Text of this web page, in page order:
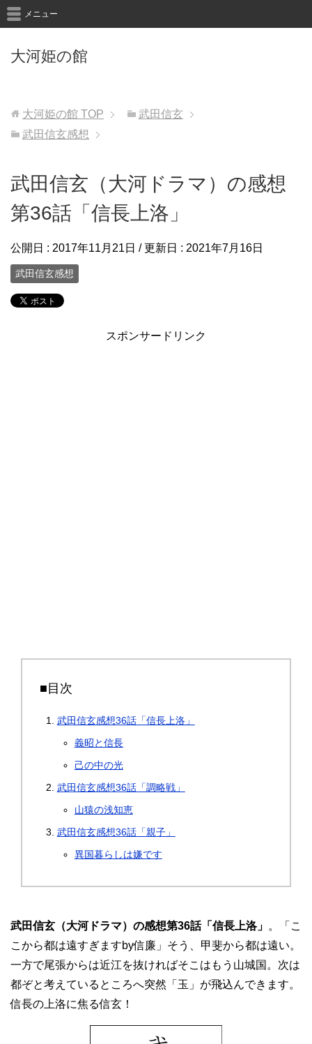
大河姫の館
メニュー
大河姫の館 TOP
武田信玄
武田信玄感想
武田信玄（大河ドラマ）の感想
第36話「信長上洛」
公開日 : 2017年11月21日 / 更新日 : 2021年7月16日
武田信玄感想
スポンサードリンク
■目次
武田信玄感想36話「信長上洛」
義昭と信長
己の中の光
武田信玄感想36話「調略戦」
山猿の浅知恵
武田信玄感想36話「親子」
異国暮らしは嫌です
武田信玄（大河ドラマ）の感想第36話「信長上洛」 。「こ
こから都は遠すぎますby信廉」そう、甲斐から都は遠い。
一方で尾張からは近江を抜ければそこはもう山城国。次は
都ぞと考えているところへ突然「玉」が飛込んできます。
信長の上洛に焦る信玄！